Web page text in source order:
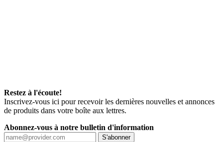
Restez à l'écoute!
Inscrivez-vous ici pour recevoir les dernières nouvelles et annonces
de produits dans votre boîte aux lettres.
Abonnez-vous à notre bulletin d'information
S'abonner